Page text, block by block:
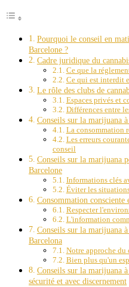
Pourquoi le conseil en
Barcelone ?
Cadre juridique du
Ce que la
Ce qui est interdit
Le rôle des clubs de
Espaces privés et
Différences entre
Conseils sur la marijuana
La consommation
Les erreurs
conseil
Conseils sur la marijuana
Barcelone
Informations clés
Éviter les
Consommation consciente
Respecter
L'information
Conseils sur la marijuana
Barcelona
Notre approche du
Bien plus qu'un
Conseils sur la marijuana
sécurité et avec discernement